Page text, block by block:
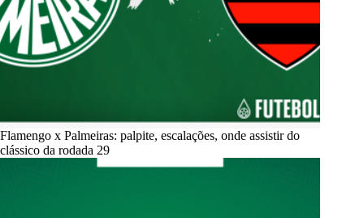
Flamengo x Palmeiras: palpite, escalações, onde assistir do
clássico da rodada 29